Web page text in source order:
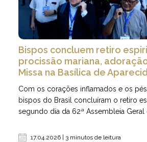
Bispos concluem retiro
procissão mariana,
Missa na Basílica de
Com os corações inflamados e os
bispos do Brasil concluíram o retiro
segundo dia da 62ª Assembleia Geral
17.04.2026 | 3 minutos de leitura